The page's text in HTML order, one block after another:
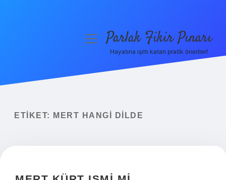
Yasal Uyarı
menüyüParlak Fikir Pınarı
Hayatına ışıltı katan pratik öneriler!
ETIKET: MERT HANGI DILDE